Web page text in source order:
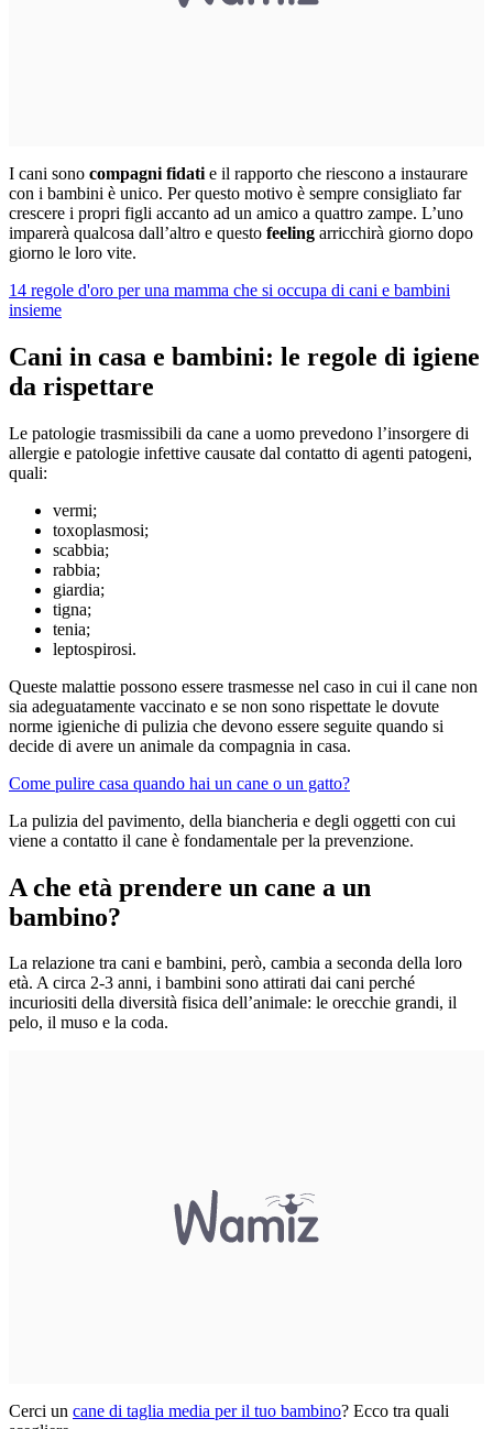
I cani sono compagni fidati e il rapporto che riescono a instaurare
con i bambini è unico. Per questo motivo è sempre consigliato far
crescere i propri figli accanto ad un amico a quattro zampe. L’uno
imparerà qualcosa dall’altro e questo feeling arricchirà giorno dopo
giorno le loro vite.
14 regole d'oro per una mamma che si occupa di cani e bambini
insieme
Cani in casa e bambini: le regole di igiene
da rispettare
Le patologie trasmissibili da cane a uomo prevedono l’insorgere di
allergie e patologie infettive causate dal contatto di agenti patogeni,
quali:
vermi;
toxoplasmosi;
scabbia;
rabbia;
giardia;
tigna;
tenia;
leptospirosi.
Queste malattie possono essere trasmesse nel caso in cui il cane non
sia adeguatamente vaccinato e se non sono rispettate le dovute
norme igieniche di pulizia che devono essere seguite quando si
decide di avere un animale da compagnia in casa.
Come pulire casa quando hai un cane o un gatto?
La pulizia del pavimento, della biancheria e degli oggetti con cui
viene a contatto il cane è fondamentale per la prevenzione.
A che età prendere un cane a un
bambino?
La relazione tra cani e bambini, però, cambia a seconda della loro
età. A circa 2-3 anni, i bambini sono attirati dai cani perché
incuriositi della diversità fisica dell’animale: le orecchie grandi, il
pelo, il muso e la coda.
Cerci un cane di taglia media per il tuo bambino? Ecco tra quali